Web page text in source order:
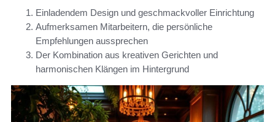
Einladendem Design und geschmackvoller Einrichtung
Aufmerksamen Mitarbeitern, die persönliche
Empfehlungen aussprechen
Der Kombination aus kreativen Gerichten und
harmonischen Klängen im Hintergrund